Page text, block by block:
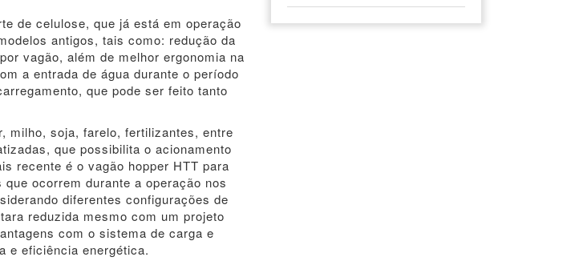
de celulose, que já está em operação
antigos, tais como: redução da
vagão, além de melhor ergonomia na
a entrada de água durante o período
que pode ser feito tanto
milho, soja, farelo, fertilizantes, entre
que possibilita o acionamento
recente é o vagão hopper HTT para
ocorrem durante a operação nos
diferentes configurações de
reduzida mesmo com um projeto
com o sistema de carga e
e eficiência energética.